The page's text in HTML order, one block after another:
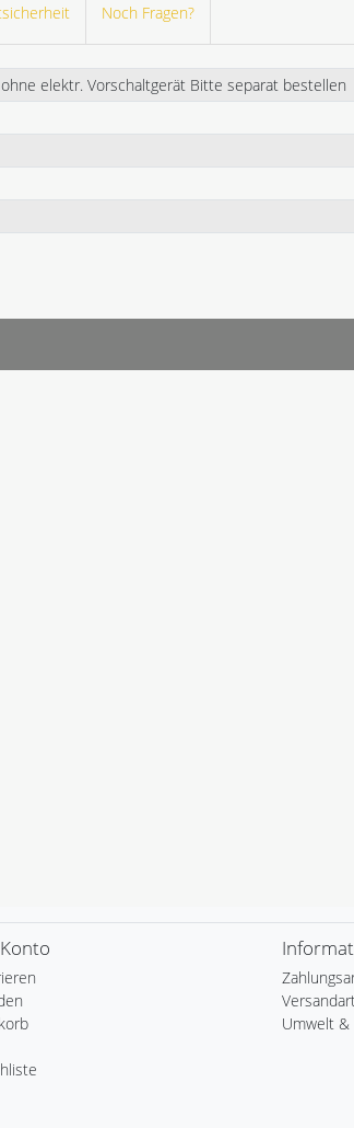
Noch Fragen?
elektr. Vorschaltgerät Bitte separat bestellen
Umwelt &